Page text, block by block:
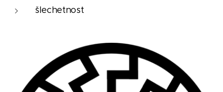
šlechetnost